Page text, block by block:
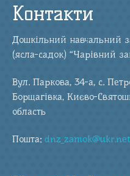
Контакти
Дошкільний навчальний
(ясла-садок) “Чарівний
Вул. Паркова, 34-а, с.
Борщагівка, Києво-
область
Пошта:dnz_zamok@ukr.net